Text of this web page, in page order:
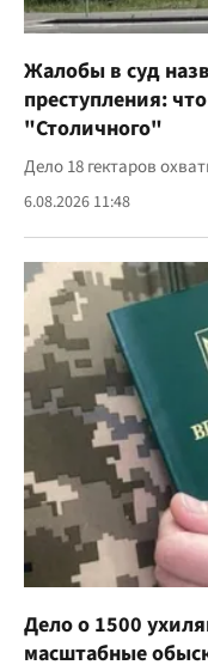
Жалобы в суд
преступления:
"Столичного"
Дело 18 гектаров
6.08.2026 11:48
Дело о 1500
масштабные